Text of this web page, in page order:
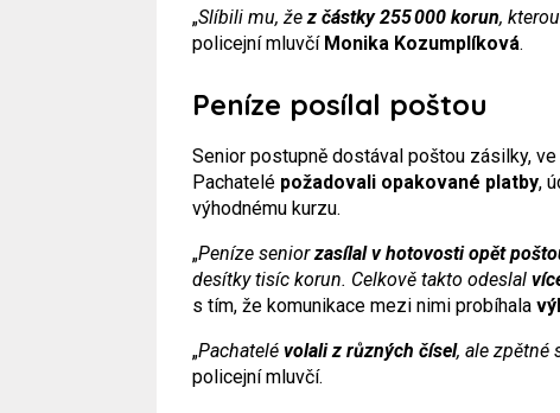
„Slíbili mu, žez částky 255 000 korun,
policejní mluvčí Monika Kozumplíková.
Peníze posílal poštou
Senior postupně dostával poštou zásilky,
Pachatelé požadovali opakované platby,
výhodnému kurzu.
„Peníze seniorzasílal v hotovosti opět
desítky tisíc korun. Celkově takto odeslal
s tím, že komunikace mezi nimi probíhala
„Pachatelé volali z různých čísel, ale zpětné
policejní mluvčí.